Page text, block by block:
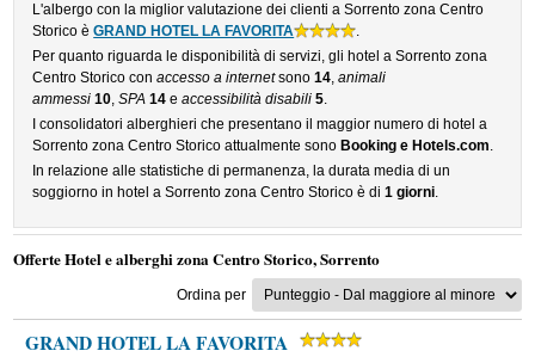
L'albergo con la miglior valutazione dei clienti a Sorrento zona Centro
Storico èGRAND HOTEL LA FAVORITA
.
Per quanto riguarda le disponibilità di servizi, gli hotel a Sorrento zona
Centro Storico conaccesso a internetsono14,animali
ammessi 10,SPA 14 eaccessibilità disabili 5.
I consolidatori alberghieri che presentano il maggior numero di hotel a
Sorrento zona Centro Storico attualmente sono Booking e Hotels.com.
In relazione alle statistiche di permanenza, la durata media di un
soggiorno in hotel a Sorrento zona Centro Storico è di1 giorni.
Offerte Hotel e alberghi zona Centro Storico, Sorrento
Ordina per
GRAND HOTEL LA FAVORITA